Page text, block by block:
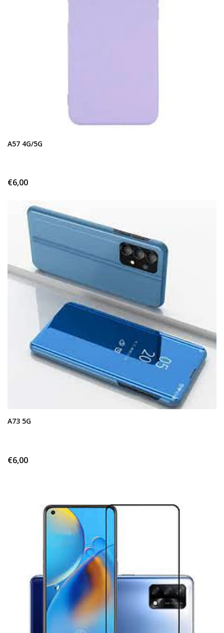
A57 4G/5G
€6,00
A73 5G
€6,00